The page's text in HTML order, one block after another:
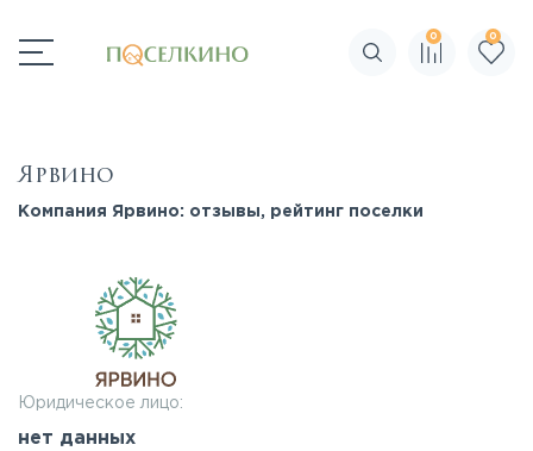
Поиск по сайту
0 0
Ярвино
Компания Ярвино: отзывы, рейтинг поселки
Юридическое лицо:
нет данных